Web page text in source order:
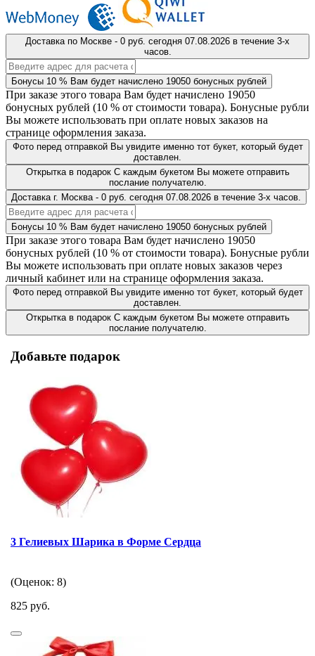
Доставка по Москве - 0 руб. сегодня 07.08.2026 в течение 3-х
часов.
Бонусы 10 % Вам будет начислено 19050 бонусных рублей
При заказе этого товара Вам будет начислено 19050
бонусных рублей (10 % от стоимости товара). Бонусные рубли
Вы можете использовать при оплате новых заказов на
странице оформления заказа.
Фото перед отправкой Вы увидите именно тот букет, который будет
доставлен.
Открытка в подарок С каждым букетом Вы можете отправить
послание получателю.
Доставка г. Москва - 0 руб. сегодня 07.08.2026 в течение 3-х часов.
Бонусы 10 % Вам будет начислено 19050 бонусных рублей
При заказе этого товара Вам будет начислено 19050
бонусных рублей (10 % от стоимости товара). Бонусные рубли
Вы можете использовать при оплате новых заказов через
личный кабинет или на странице оформления заказа.
Фото перед отправкой Вы увидите именно тот букет, который будет
доставлен.
Открытка в подарок С каждым букетом Вы можете отправить
послание получателю.
Добавьте подарок
3 Гелиевых Шарика в Форме Сердца
(Оценок: 8)
825 руб.